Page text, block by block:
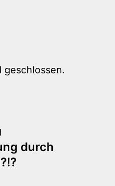
geschlossen.
durch